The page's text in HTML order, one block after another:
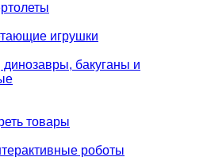
игрушки
динозавры, бакуганы и
товары
роботы